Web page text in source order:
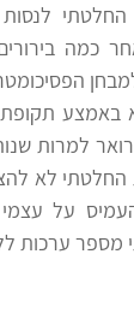
כמה
באמצע
למרות
החלטתי לא
על
מספר ערכות